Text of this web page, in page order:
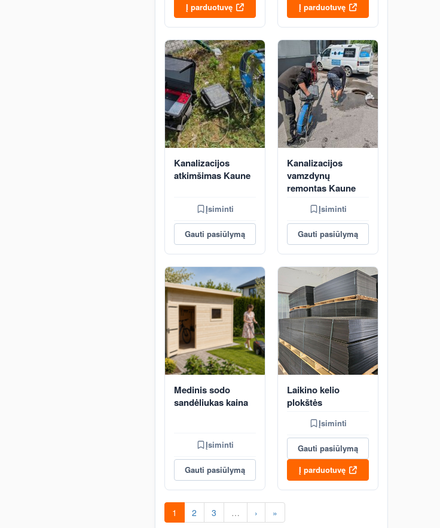
Į parduotuvę
Į parduotuvę
Kanalizacijos
atkimšimas Kaune
Įsiminti
Gauti pasiūlymą
Kanalizacijos
vamzdynų
remontas Kaune
Įsiminti
Gauti pasiūlymą
Medinis sodo
sandėliukas kaina
Įsiminti
Gauti pasiūlymą
Laikino kelio
plokštės
Įsiminti
Gauti pasiūlymą
Į parduotuvę
1 2 3 … › »